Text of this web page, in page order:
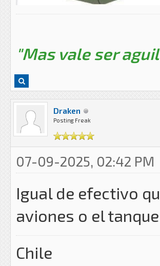
"Mas vale ser
Draken
Posting Freak
07-09-2025, 02:42 PM
Igual de efectivo
aviones o el
Chile